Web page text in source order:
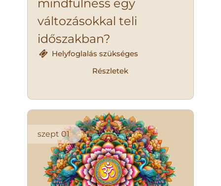
mindfulness egy
változásokkal teli
időszakban?
Helyfoglalás szükséges
Részletek
szept 01